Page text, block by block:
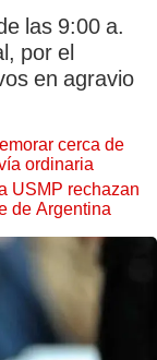
las 9:00 a.
por el
en agravio
cerca de
ordinaria
USMP rechazan
de Argentina